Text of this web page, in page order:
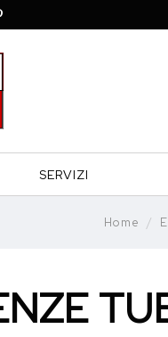
SERVIZI
Home